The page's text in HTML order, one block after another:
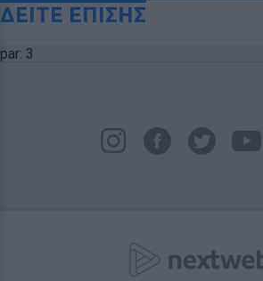
ΔΕΙΤΕ ΕΠΙΣΗΣ
par: 3